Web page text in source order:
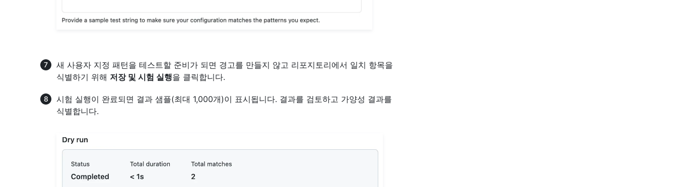
새 사용자 지정 패턴을 테스트할 준비가 되면 경고를 만들지 않고 리포지토리에서 일치 항목을
식별하기 위해 저장 및 시험 실행을 클릭합니다.
시험 실행이 완료되면 결과 샘플(최대 1,000개)이 표시됩니다. 결과를 검토하고 가양성 결과를
식별합니다.